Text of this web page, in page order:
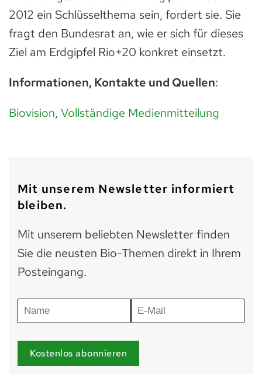
2012 ein Schlüsselthema sein, fordert sie. Sie
fragt den Bundesrat an, wie er sich für dieses
Ziel am Erdgipfel Rio+20 konkret einsetzt.
Informationen, Kontakte und Quellen:
Biovision, Vollständige Medienmitteilung
Mit unserem Newsletter informiert
bleiben.
Mit unserem beliebten Newsletter finden
Sie die neusten Bio-Themen direkt in Ihrem
Posteingang.
Kostenlos abonnieren